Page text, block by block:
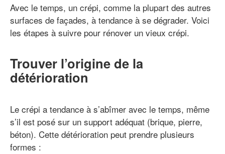
Avec le temps, un crépi, comme la plupart des autres
surfaces de façades, à tendance à se dégrader. Voici
les étapes à suivre pour rénover un vieux crépi.
Trouver l’origine de la
détérioration
Le crépi a tendance à s’abîmer avec le temps, même
s’il est posé sur un support adéquat (brique, pierre,
béton). Cette détérioration peut prendre plusieurs
formes :